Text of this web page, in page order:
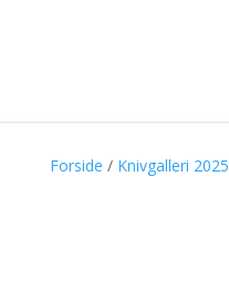
Forside / Knivgalleri 2025